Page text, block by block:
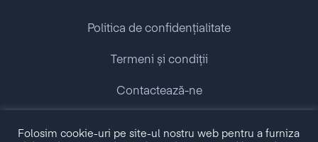
Copyright © 2009 - 2026 Ascent Group.
Politica de confidențialitate
Termeni și condiții
Contactează-ne
Folosim cookie-uri pe site-ul nostru web pentru a furniza